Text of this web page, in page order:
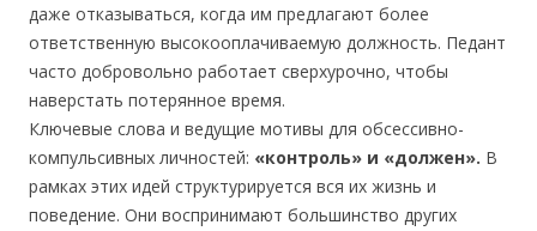
даже отказываться, когда им предлагают более
ответственную высокооплачиваемую должность. Педант
часто добровольно работает сверхурочно, чтобы
наверстать потерянное время.
Ключевые слова и ведущие мотивы для обсессивно-
компульсивных личностей: «контроль» и «должен». В
рамках этих идей структурируется вся их жизнь и
поведение. Они воспринимают большинство других